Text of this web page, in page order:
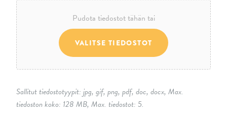
Pudota tiedostot tähän tai
VALITSE TIEDOSTOT
Sallitut tiedostotyypit: jpg, gif, png, pdf, doc, docx, Max.
tiedoston koko: 128 MB, Max. tiedostot: 5.